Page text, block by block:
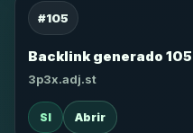
#105
Backlink generado 105
3p3x.adj.st
SI Abrir